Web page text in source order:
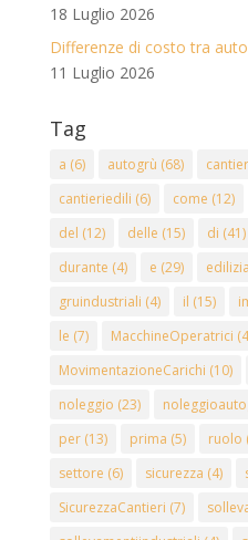
18 Luglio 2026
Differenze di costo tra
11 Luglio 2026
Tag
a (6) autogrù (68)
cantieriedili (6) come (12)
del (12) delle (15) di (41)
durante (4) e (29) edilizia
gruindustriali (4) il (15)
le (7) MacchineOperatrici
MovimentazioneCarichi (10)
noleggio (23)
per(13) prima (5) ruolo
settore (6) sicurezza (4)
SicurezzaCantieri (7)